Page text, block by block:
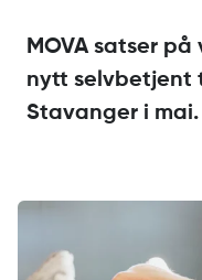
MOVA satser
nytt selvbetjent
Stavanger i mai.